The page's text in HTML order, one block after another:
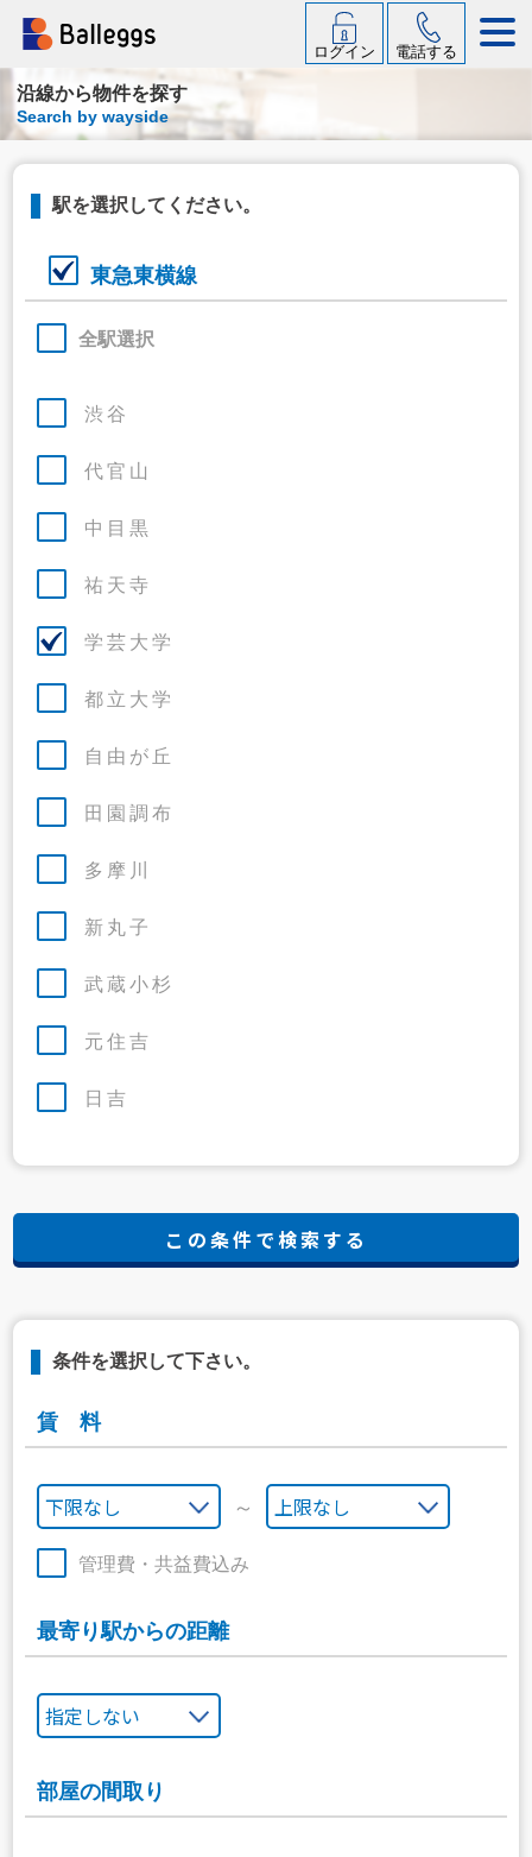
ログイン 電話する
沿線から物件を探す
Search by wayside
駅を選択してください。
東急東横線
全駅選択
渋谷
代官山
中目黒
祐天寺
学芸大学
都立大学
自由が丘
田園調布
多摩川
新丸子
武蔵小杉
元住吉
日吉
条件を選択して下さい。
賃 料
～
管理費・共益費込み
最寄り駅からの距離
部屋の間取り